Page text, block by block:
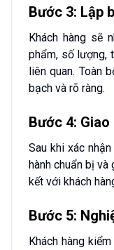
Bước 3: Lập
Khách hàng sẽ
phẩm, số lượng,
liên quan. Toàn
bạch và rõ ràng.
Bước 4:
Sau khi xác
hành chuẩn bị
kết với khách
Bước 5:
Khách hàng